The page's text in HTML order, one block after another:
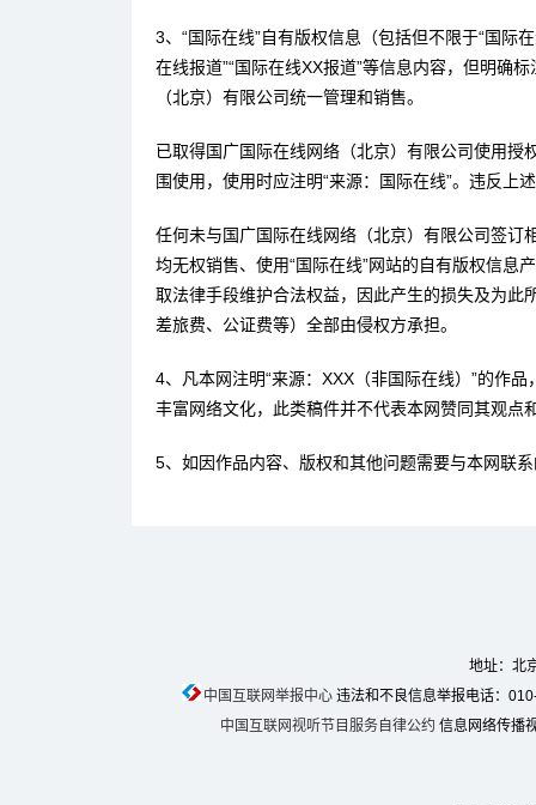
3、“国际在线”自有版权信息（包括但不限于“国际
在线报道”“国际在线XX报道”等信息内容，但明确
（北京）有限公司统一管理和销售。
已取得国广国际在线网络（北京）有限公司使用
围使用，使用时应注明“来源：国际在线”。违反上
任何未与国广国际在线网络（北京）有限公司签订
均无权销售、使用“国际在线”网站的自有版权信息
取法律手段维护合法权益，因此产生的损失及为此
差旅费、公证费等）全部由侵权方承担。
4、凡本网注明“来源：XXX（非国际在线）”的作
丰富网络文化，此类稿件并不代表本网赞同其观点
5、如因作品内容、版权和其他问题需要与本网联
地址：北
中国互联网举报中心违法和不良信息举报电话：
中国互联网视听节目服务自律公约 信息网络传播